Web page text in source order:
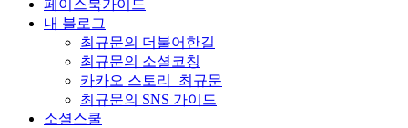
페이스북가이드
내 블로그
최규문의 더불어한길
최규문의 소셜코칭
카카오 스토리_최규문
최규문의 SNS 가이드
소셜스쿨